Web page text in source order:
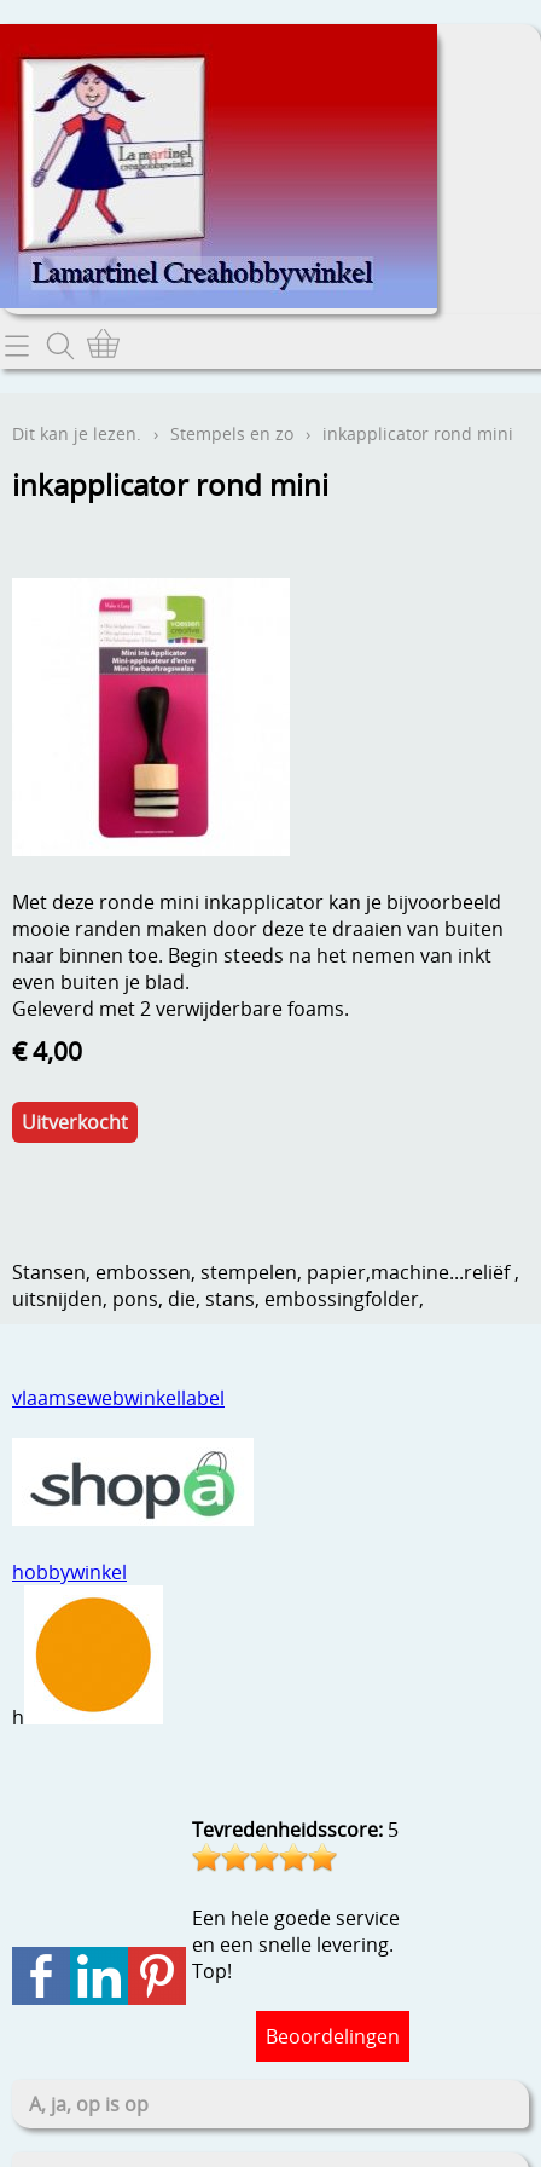
Home
Contact
Aanbiedingen
Andere
Boeken en magazines
Dies om te stansen
DVD-CD
Handige extra's
Hechtingsmaterialen
Hout , MDF, kartonmateriaal, steen
Kleurmateriaal-tekenmateriaal
Kneedmateriaal
Netjes opbergen
Ponsen
Snijmaterialen
Stans machine en embossing machines
Stempels en zo
Template, mask, stencils, grids
Verzend - en verpakkingsk
Anders creatief
Gastenboek
vlaamsewebwinkellabel
hobbywinkel
h
Tevredenheidsscore: 5
Een hele goede service
en een snelle levering.
Top!
Beoordelingen
A, ja, op is op
Dit kan je lezen. › Stempels en zo › inkapplicator rond mini
inkapplicator rond mini
Met deze ronde mini inkapplicator kan je bijvoorbeeld
mooie randen maken door deze te draaien van buiten
naar binnen toe. Begin steeds na het nemen van inkt
even buiten je blad.
Geleverd met 2 verwijderbare foams.
€ 4,00
Uitverkocht
Stansen, embossen, stempelen, papier,machine...reliëf ,
uitsnijden, pons, die, stans, embossingfolder,